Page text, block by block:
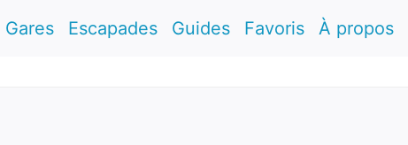
Gares Escapades Guides Favoris À propos